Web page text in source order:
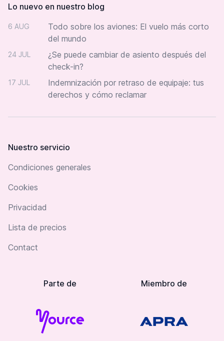
Lo nuevo en nuestro blog
6 AUG
Todo sobre los aviones: El vuelo más corto
del mundo
24 JUL
¿Se puede cambiar de asiento después del
check-in?
17 JUL
Indemnización por retraso de equipaje: tus
derechos y cómo reclamar
Nuestro servicio
Condiciones generales
Cookies
Privacidad
Lista de precios
Contact
Parte de Miembro de